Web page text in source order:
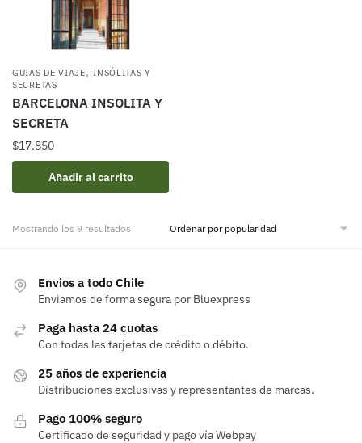
GUIAS DE VIAJE,INSÓLITAS Y
SECRETAS
BARCELONA INSOLITA Y
SECRETA
$17.850
Añadir al carrito
Mostrando los 9 resultados Ordenado
Envios a todo Chile
Enviamos de forma segura por Bluexpress
Paga hasta 24 cuotas
Con todas las tarjetas de crédito o débito.
25 años de experiencia
Distribuciones exclusivas y representantes de marcas.
Pago 100% seguro
Certificado de seguridad y pago vía Webpay